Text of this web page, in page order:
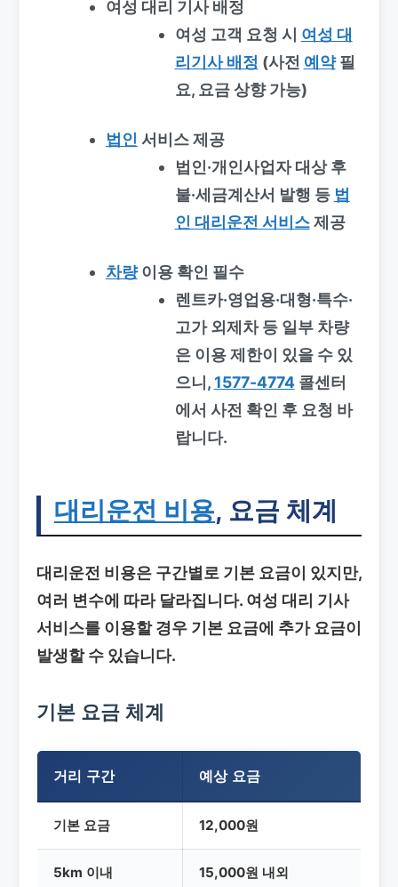
여성 대리 기사배정
여성 고객 요청 시 여성 대
리기사 배정 (사전 예약필
요, 요금 상향 가능)
법인 서비스 제공
법인·개인사업자 대상 후
불·세금계산서 발행 등 법
인 대리운전 서비스제공
차량이용 확인 필수
렌트카·영업용·대형·특수·
고가 외제차 등 일부 차량
은 이용 제한이 있을 수 있
으니,1577-4774콜센터
에서 사전 확인 후 요청 바
랍니다.
대리운전 비용, 요금 체계
대리운전 비용은 구간별로 기본 요금이 있지만,
여러 변수에 따라 달라집니다. 여성 대리 기사
서비스를 이용할 경우 기본 요금에 추가 요금이
발생할 수 있습니다.
기본 요금 체계
거리 구간 예상 요금
기본 요금 12,000원
5km 이내 15,000원 내외